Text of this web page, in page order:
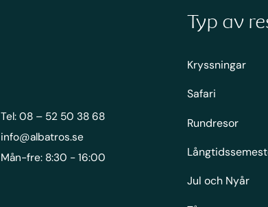
Tel: 08 – 52 50 38 68
info@albatros.se
Mån-fre: 8:30 - 16:00
Typ av
Kryssningar
Safari
Rundresor
Jul och Nyår